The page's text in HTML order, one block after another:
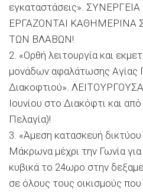
εγκαταστάσεις».
ΕΡΓΑΖΟΝΤΑΙ
ΤΩΝ ΒΛΑΒΩΝ!
2. «Ορθή λειτουργία και
μονάδων αφαλάτωσης Αγίας
Διακοφτιού».
Ιουνίου στο Διακόφτι και
Πελαγία)!
3. «Άμεση κατασκευή
Μάκρωνα μέχρι την Γωνία
κυβικά το 24ωρο στην
σε όλους τους οικισμούς